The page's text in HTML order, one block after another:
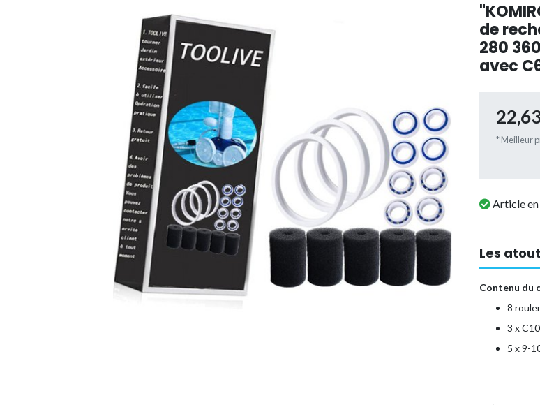
de
280
avec
* Meilleur
Article
Les
Contenu du
8
3 x
5 x 9-